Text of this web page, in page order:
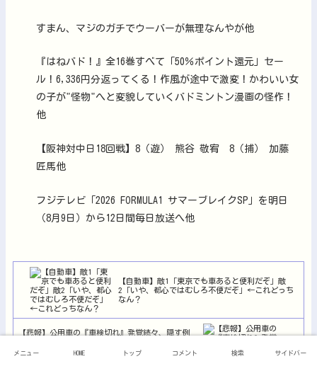
すまん、マジのガチでウーバーが無理なんやが他
『はねバド！』全16巻すべて「50％ポイント還元」セー
ル！6,336円分返ってくる！作風が途中で激変！かわいい女
の子が"怪物"へと変貌していくバドミントン漫画の怪作！
他
【阪神対中日18回戦】8（遊） 熊谷 敬宥 8（捕） 加藤
匠馬他
フジテレビ「2026 FORMULA1 サマーブレイクSP」を明日
（8月9日）から12日間毎日放送へ他
【自動車】敵1「東京でも車あると便利だぞ」敵
2「いや、都心ではむしろ不便だぞ」←これどっち
なん？
【悲報】公用車の『車検切れ』発覚続々、隠す例
メニュー HOME トップ コメント 検索 サイドバー